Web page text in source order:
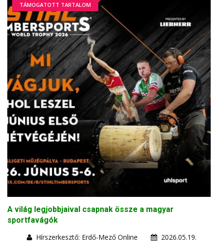
TÁMOGATOTT TARTALOM
A világ legjobbjaival csapnak össze a magyar
sportfavágók
Hírszerkesztő: Erdő-Mező Online
2026.05.19.